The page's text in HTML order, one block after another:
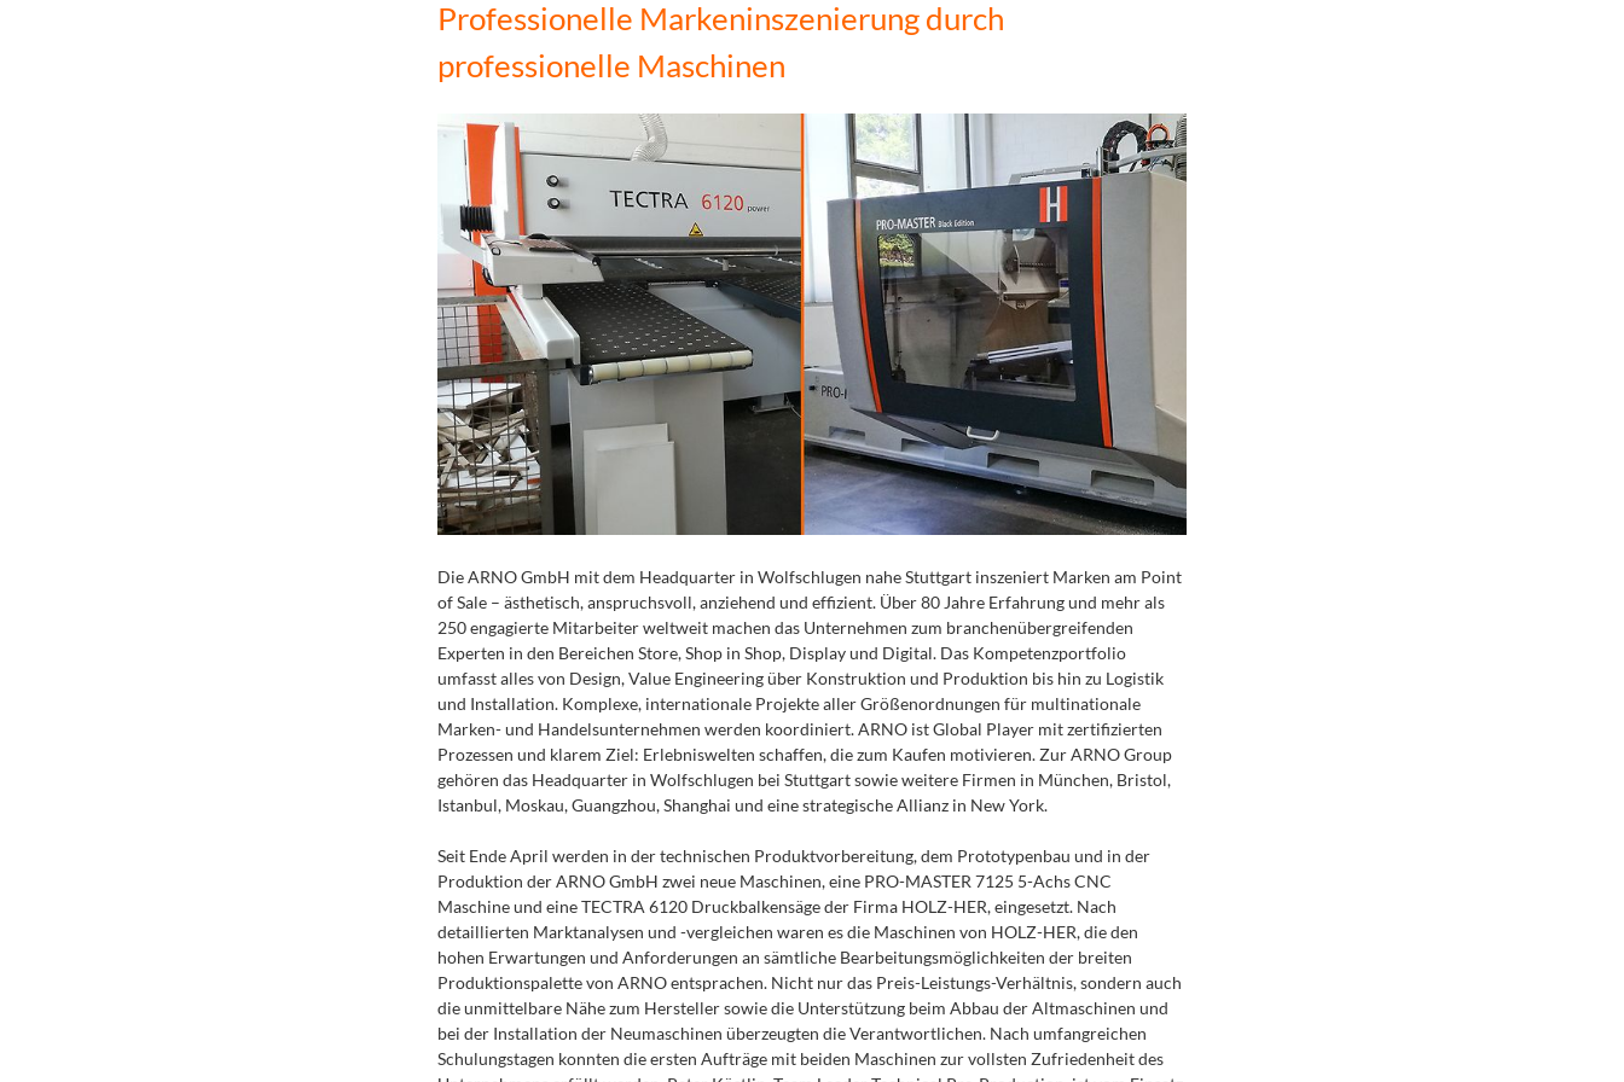
Professionelle Markeninszenierung durch
professionelle Maschinen
Die ARNO GmbH mit dem Headquarter in Wolfschlugen nahe Stuttgart inszeniert Marken am Point
of Sale – ästhetisch, anspruchsvoll, anziehend und effizient. Über 80 Jahre Erfahrung und mehr als
250 engagierte Mitarbeiter weltweit machen das Unternehmen zum branchenübergreifenden
Experten in den Bereichen Store, Shop in Shop, Display und Digital. Das Kompetenzportfolio
umfasst alles von Design, Value Engineering über Konstruktion und Produktion bis hin zu Logistik
und Installation. Komplexe, internationale Projekte aller Größenordnungen für multinationale
Marken- und Handelsunternehmen werden koordiniert. ARNO ist Global Player mit zertifizierten
Prozessen und klarem Ziel: Erlebniswelten schaffen, die zum Kaufen motivieren. Zur ARNO Group
gehören das Headquarter in Wolfschlugen bei Stuttgart sowie weitere Firmen in München, Bristol,
Istanbul, Moskau, Guangzhou, Shanghai und eine strategische Allianz in New York.
Seit Ende April werden in der technischen Produktvorbereitung, dem Prototypenbau und in der
Produktion der ARNO GmbH zwei neue Maschinen, eine PRO-MASTER 7125 5-Achs CNC
Maschine und eine TECTRA 6120 Druckbalkensäge der Firma HOLZ-HER, eingesetzt. Nach
detaillierten Marktanalysen und -vergleichen waren es die Maschinen von HOLZ-HER, die den
hohen Erwartungen und Anforderungen an sämtliche Bearbeitungsmöglichkeiten der breiten
Produktionspalette von ARNO entsprachen. Nicht nur das Preis-Leistungs-Verhältnis, sondern auch
die unmittelbare Nähe zum Hersteller sowie die Unterstützung beim Abbau der Altmaschinen und
bei der Installation der Neumaschinen überzeugten die Verantwortlichen. Nach umfangreichen
Schulungstagen konnten die ersten Aufträge mit beiden Maschinen zur vollsten Zufriedenheit des